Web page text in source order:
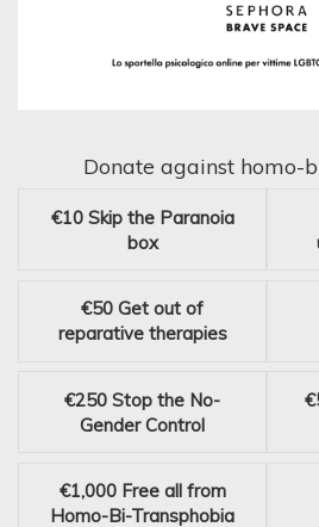
Donate against homo-
€10 Skip the Paranoia
box
€50 Get out of
reparative therapies
€250 Stop the No-
Gender Control
€1,000 Free all from
Homo-Bi-Transphobia